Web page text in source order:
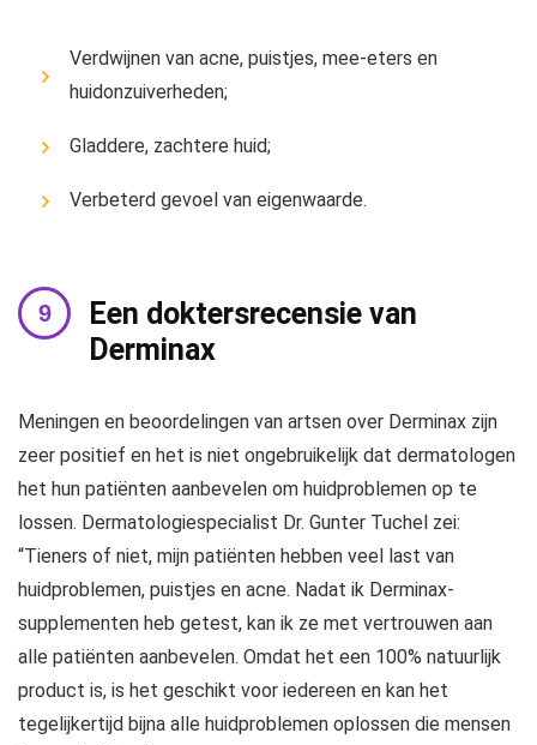
Verdwijnen van acne, puistjes, mee-eters en
huidonzuiverheden;
Gladdere, zachtere huid;
Verbeterd gevoel van eigenwaarde.
Een doktersrecensie van
Derminax
Meningen en beoordelingen van artsen over Derminax zijn
zeer positief en het is niet ongebruikelijk dat dermatologen
het hun patiënten aanbevelen om huidproblemen op te
lossen. Dermatologiespecialist Dr. Gunter Tuchel zei:
“Tieners of niet, mijn patiënten hebben veel last van
huidproblemen, puistjes en acne. Nadat ik Derminax-
supplementen heb getest, kan ik ze met vertrouwen aan
alle patiënten aanbevelen. Omdat het een 100% natuurlijk
product is, is het geschikt voor iedereen en kan het
tegelijkertijd bijna alle huidproblemen oplossen die mensen